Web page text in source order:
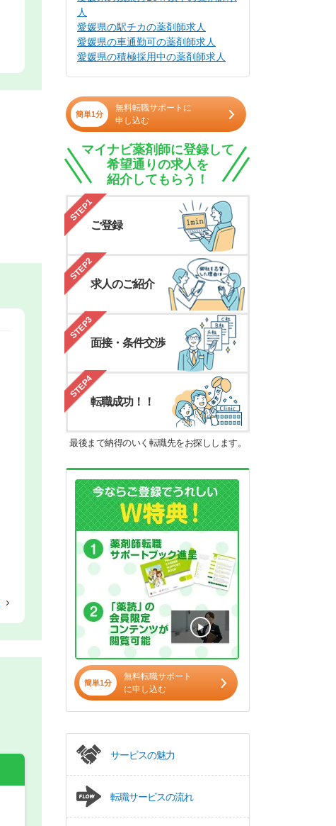
人
愛媛県の駅チカの薬剤師求人
愛媛県の車通勤可の薬剤師求人
愛媛県の積極採用中の薬剤師求人
簡単1分
無料転職サポートに
申し込む
マイナビ薬剤師に登録して
希望通りの求人を
紹介してもらう！
STEP1
ご登録
STEP2
求人のご紹介
STEP3
面接・条件交渉
STEP4
転職成功！！
最後まで納得のいく転職先をお探しします。
簡単1分
無料転職サポート
に申し込む
サービスの魅力
転職サービスの流れ